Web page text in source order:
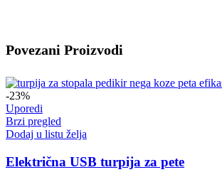
Povezani Proizvodi
-23%
Uporedi
Brzi pregled
Dodaj u listu želja
Električna USB turpija za pete